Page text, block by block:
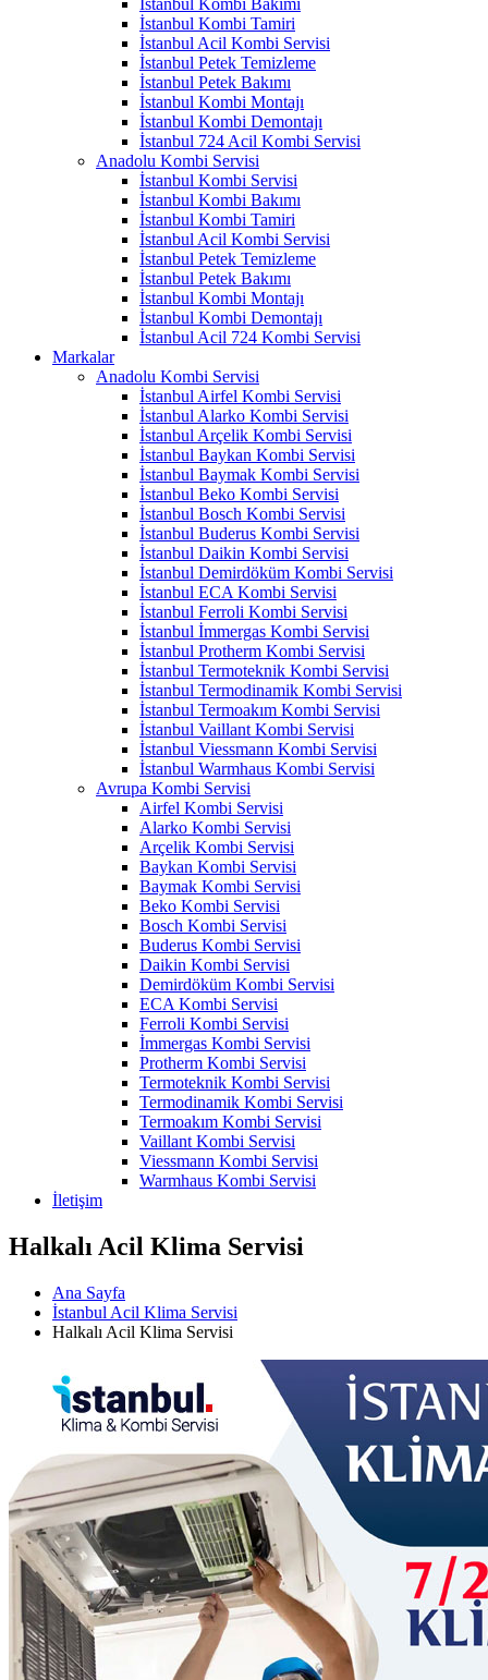
İstanbul Kombi Tamiri
İstanbul Acil Kombi Servisi
İstanbul Petek Temizleme
İstanbul Petek Bakımı
İstanbul Kombi Montajı
İstanbul Kombi Demontajı
İstanbul 724 Acil Kombi Servisi
Anadolu Kombi Servisi
İstanbul Kombi Servisi
İstanbul Kombi Bakımı
İstanbul Kombi Tamiri
İstanbul Acil Kombi Servisi
İstanbul Petek Temizleme
İstanbul Petek Bakımı
İstanbul Kombi Montajı
İstanbul Kombi Demontajı
İstanbul Acil 724 Kombi Servisi
Markalar
Anadolu Kombi Servisi
İstanbul Airfel Kombi Servisi
İstanbul Alarko Kombi Servisi
İstanbul Arçelik Kombi Servisi
İstanbul Baykan Kombi Servisi
İstanbul Baymak Kombi Servisi
İstanbul Beko Kombi Servisi
İstanbul Bosch Kombi Servisi
İstanbul Buderus Kombi Servisi
İstanbul Daikin Kombi Servisi
İstanbul Demirdöküm Kombi Servisi
İstanbul ECA Kombi Servisi
İstanbul Ferroli Kombi Servisi
İstanbul İmmergas Kombi Servisi
İstanbul Protherm Kombi Servisi
İstanbul Termoteknik Kombi Servisi
İstanbul Termodinamik Kombi Servisi
İstanbul Termoakım Kombi Servisi
İstanbul Vaillant Kombi Servisi
İstanbul Viessmann Kombi Servisi
İstanbul Warmhaus Kombi Servisi
Avrupa Kombi Servisi
Airfel Kombi Servisi
Alarko Kombi Servisi
Arçelik Kombi Servisi
Baykan Kombi Servisi
Baymak Kombi Servisi
Beko Kombi Servisi
Bosch Kombi Servisi
Buderus Kombi Servisi
Daikin Kombi Servisi
Demirdöküm Kombi Servisi
ECA Kombi Servisi
Ferroli Kombi Servisi
İmmergas Kombi Servisi
Protherm Kombi Servisi
Termoteknik Kombi Servisi
Termodinamik Kombi Servisi
Termoakım Kombi Servisi
Vaillant Kombi Servisi
Viessmann Kombi Servisi
Warmhaus Kombi Servisi
İletişim
Halkalı Acil Klima Servisi
Ana Sayfa
İstanbul Acil Klima Servisi
Halkalı Acil Klima Servisi